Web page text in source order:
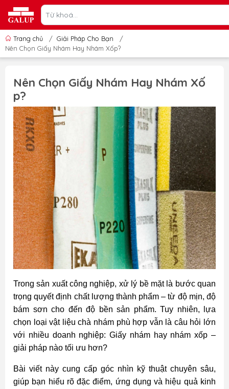
Trang chủ / Giải Pháp Cho Bạn
/
Nên Chọn Giấy Nhám Hay Nhám Xốp?
Nên Chọn Giấy Nhám Hay Nhám Xố
p?
Trong sản xuất công nghiệp, xử lý bề mặt là bước quan
trọng quyết định chất lượng thành phẩm – từ độ mịn, độ
bám sơn cho đến độ bền sản phẩm. Tuy nhiên, lựa
chọn loại vật liệu chà nhám phù hợp vẫn là câu hỏi lớn
với nhiều doanh nghiệp: Giấy nhám hay nhám xốp –
giải pháp nào tối ưu hơn?
Bài viết này cung cấp góc nhìn kỹ thuật chuyên sâu,
giúp bạn hiểu rõ đặc điểm, ứng dụng và hiệu quả kinh